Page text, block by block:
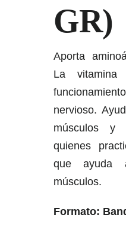
GR)
Aporta
La
nervioso.
músculos y
quienes
que ayuda
músculos.
Formato: